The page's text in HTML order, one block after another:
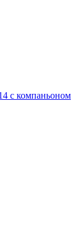
с компаньоном